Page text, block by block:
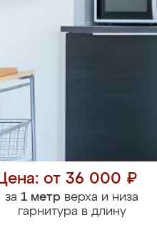
от 36 000 ₽
за 1 метр верха и низа
гарнитура в длину